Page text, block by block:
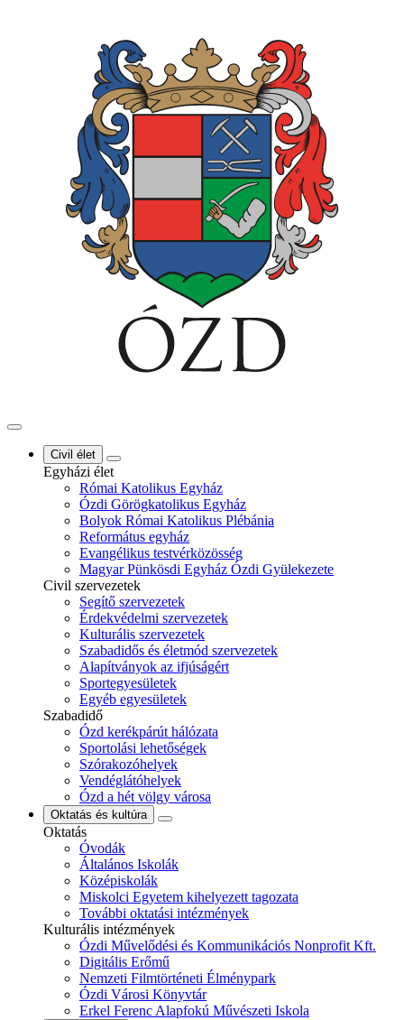
Civil élet
Egyházi élet
Római Katolikus Egyház
Ózdi Görögkatolikus Egyház
Bolyok Római Katolikus Plébánia
Református egyház
Evangélikus testvérközösség
Magyar Pünkösdi Egyház Ózdi Gyülekezete
Civil szervezetek
Segítő szervezetek
Érdekvédelmi szervezetek
Kulturális szervezetek
Szabadidős és életmód szervezetek
Alapítványok az ifjúságért
Sportegyesületek
Egyéb egyesületek
Szabadidő
Ózd kerékpárút hálózata
Sportolási lehetőségek
Szórakozóhelyek
Vendéglátóhelyek
Ózd a hét völgy városa
Oktatás és kultúra
Oktatás
Óvodák
Általános Iskolák
Középiskolák
Miskolci Egyetem kihelyezett tagozata
További oktatási intézmények
Kulturális intézmények
Ózdi Művelődési és Kommunikációs Nonprofit Kft.
Digitális Erőmű
Nemzeti Filmtörténeti Élménypark
Ózdi Városi Könyvtár
Erkel Ferenc Alapfokú Művészeti Iskola